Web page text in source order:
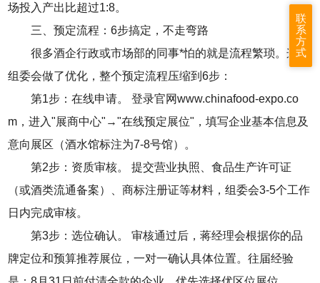
场投入产出比超过1:8。
三、预定流程：6步搞定，不走弯路
很多酒企行政或市场部的同事*怕的就是流程繁琐。这次
组委会做了优化，整个预定流程压缩到6步：
第1步：在线申请。 登录官网www.chinafood-expo.co
m，进入"展商中心"→"在线预定展位"，填写企业基本信息及
意向展区（酒水馆标注为7-8号馆）。
第2步：资质审核。 提交营业执照、食品生产许可证
（或酒类流通备案）、商标注册证等材料，组委会3-5个工作
日内完成审核。
第3步：选位确认。 审核通过后，蒋经理会根据你的品
牌定位和预算推荐展位，一对一确认具体位置。往届经验
联
系
方
式